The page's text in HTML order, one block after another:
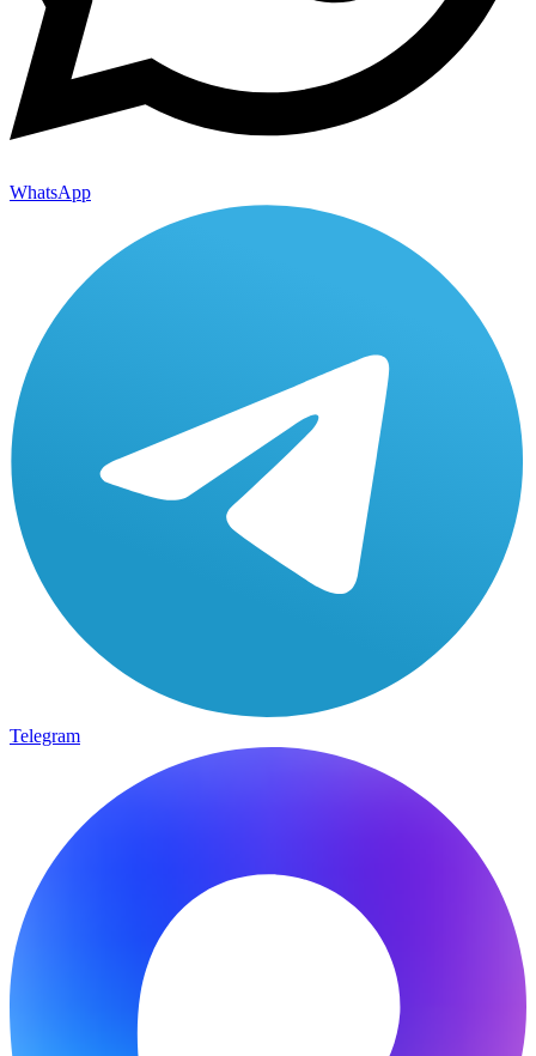
WhatsApp
Telegram